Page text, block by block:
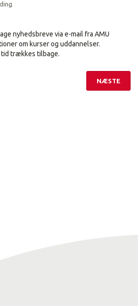
nyhedsbreve via e-mail fra AMU
om kurser og uddannelser.
tid trækkes tilbage.